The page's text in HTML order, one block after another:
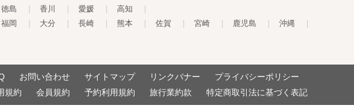
徳島 香川 愛媛 高知
福岡 大分 長崎 熊本 佐賀 宮崎 鹿児島 沖縄
お問い合わせ サイトマップ リンクバナー
プライバシーポリシー
規約 会員規約 予約利用規約 旅行業約款 特定商取引法に基づく表記